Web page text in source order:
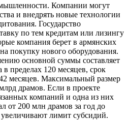
Компании могут
и внедрять новые технологии
Государство
по тем кредитам или лизингу
компания берет в армянских
покупку нового оборудования.
основной суммы составляет
в пределах 120 месяцев, срок
месяцев. Максимальный размер
драмов. Если в проекте
компаний и одна из них
от 200 млн драмов за год до
лимит субсидий.